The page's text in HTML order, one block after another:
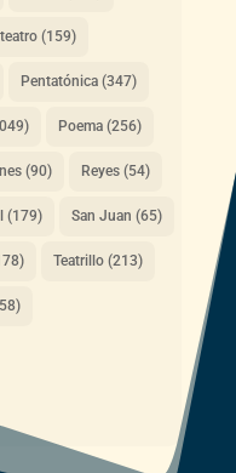
(159)
Pentatónica(347)
Poema(256)
(90) Reyes(54)
(179) San Juan (65)
Teatrillo(213)